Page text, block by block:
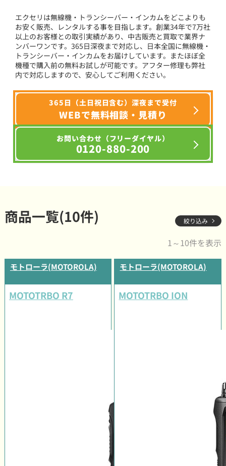
エクセリは無線機・トランシーバー・インカムをどこよりも
お安く販売、レンタルする事を目指します。創業34年で7万社
以上のお客様との取引実績があり、中古販売と買取で業界ナ
ンバーワンです。365日深夜まで対応し、日本全国に無線機・
トランシーバー・インカムをお届けしています。またほぼ全
機種で購入前の無料お試しが可能です。アフター修理も弊社
内で対応しますので、安心してご利用ください。
365日（土日祝日含む）深夜まで受付
WEBで無料相談・見積り
お問い合わせ（フリーダイヤル）
0120-880-200
商品一覧(10件) 絞り込み
1～10件を表示
モトローラ(MOTOROLA)
MOTOTRBO R7
モトローラ(MOTOROLA)
MOTOTRBO ION